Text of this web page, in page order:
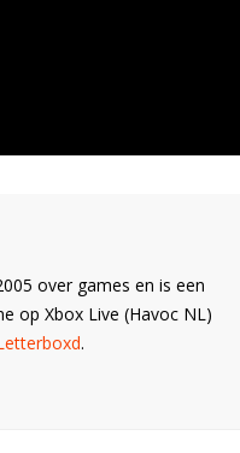
over games en is een
op Xbox Live (Havoc NL)
.